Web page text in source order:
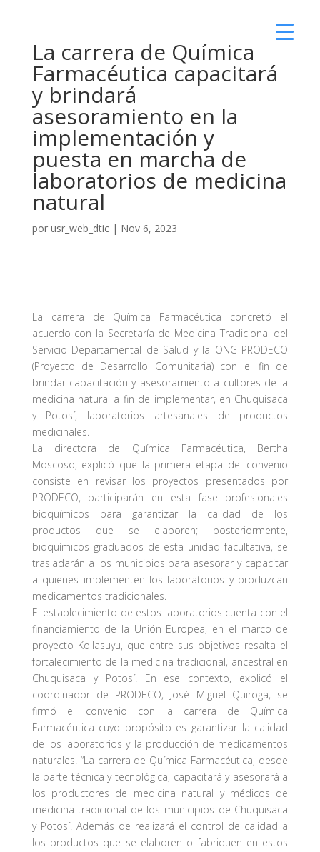
La carrera de Química
Farmacéutica capacitará
y brindará
asesoramiento en la
implementación y
puesta en marcha de
laboratorios de medicina
natural
por usr_web_dtic| Nov 6, 2023
La carrera de Química Farmacéutica concretó el
acuerdo con la Secretaría de Medicina Tradicional del
Servicio Departamental de Salud y la ONG PRODECO
(Proyecto de Desarrollo Comunitaria) con el fin de
brindar capacitación y asesoramiento a cultores de la
medicina natural a fin de implementar, en Chuquisaca
y Potosí, laboratorios artesanales de productos
medicinales.
La directora de Química Farmacéutica, Bertha
Moscoso, explicó que la primera etapa del convenio
consiste en revisar los proyectos presentados por
PRODECO, participarán en esta fase profesionales
bioquímicos para garantizar la calidad de los
productos que se elaboren; posteriormente,
bioquímicos graduados de esta unidad facultativa, se
trasladarán a los municipios para asesorar y capacitar
a quienes implementen los laboratorios y produzcan
medicamentos tradicionales.
El establecimiento de estos laboratorios cuenta con el
financiamiento de la Unión Europea, en el marco de
proyecto Kollasuyu, que entre sus objetivos resalta el
fortalecimiento de la medicina tradicional, ancestral en
Chuquisaca y Potosí. En ese contexto, explicó el
coordinador de PRODECO, José Miguel Quiroga, se
firmó el convenio con la carrera de Química
Farmacéutica cuyo propósito es garantizar la calidad
de los laboratorios y la producción de medicamentos
naturales. “La carrera de Química Farmacéutica, desde
la parte técnica y tecnológica, capacitará y asesorará a
los productores de medicina natural y médicos de
medicina tradicional de los municipios de Chuquisaca
y Potosí. Además de realizará el control de calidad a
los productos que se elaboren o fabriquen en estos